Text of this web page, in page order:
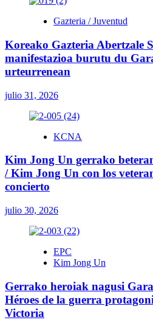
Gazteria / Juventud
Koreako Gazteria Abertzale
manifestazioa burutu du
urteurrenean
julio 31, 2026
KCNA
Kim Jong Un gerrako
/ Kim Jong Un con los
concierto
julio 30, 2026
EPC
Kim Jong Un
Gerrako heroiak nagusi
Héroes de la guerra
Victoria